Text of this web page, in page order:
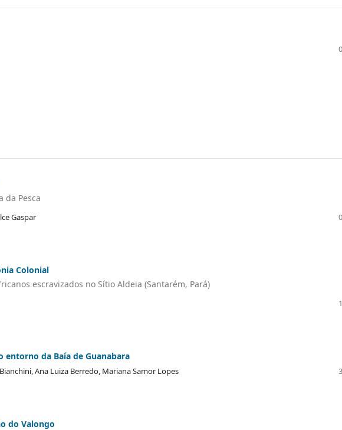
da Pesca
Gaspar
Colonial
escravizados no Sítio Aldeia (Santarém, Pará)
entorno da Baía de Guanabara
Ana Luiza Berredo, Mariana Samor Lopes
do Valongo